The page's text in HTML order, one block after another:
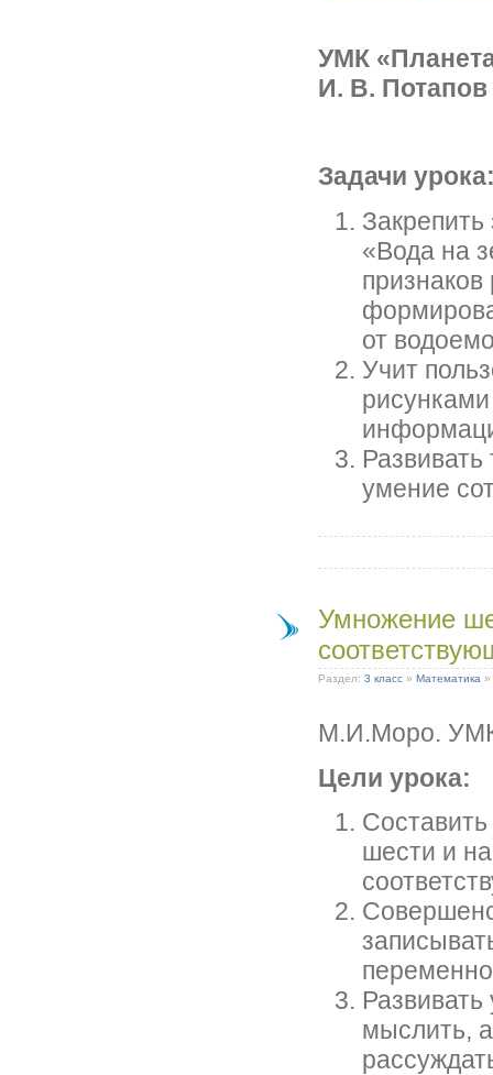
УМК
И. В. Потапов
Задачи
«Вода на
признаков
от
Учит
Развивать
умение
Умножение
Раздел: 3 класс » Математика »
М.И.Моро.
Цели урока:
шести и
мыслить,